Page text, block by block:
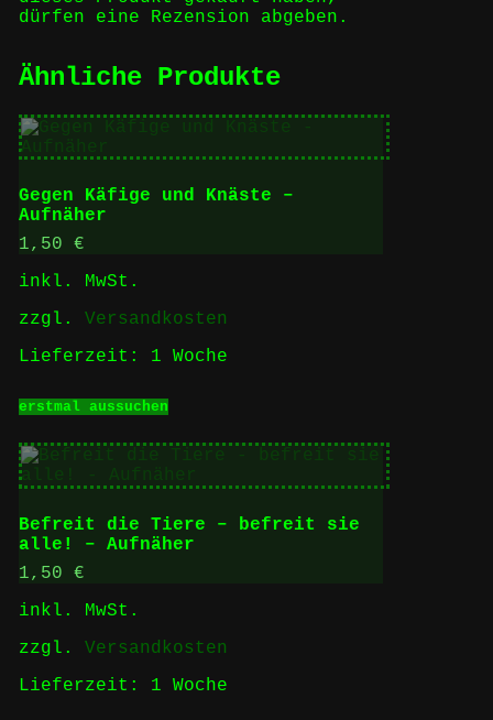
dürfen eine Rezension abgeben.
Ähnliche Produkte
Gegen Käfige und Knäste –
Aufnäher
1,50 €
inkl. MwSt.
zzgl. Versandkosten
Lieferzeit: 1 Woche
erstmal aussuchenProdukt
mehrere
Varianten
auf.
Die
Optionen
können
werden
Befreit die Tiere – befreit sie
alle! – Aufnäher
1,50 €
inkl. MwSt.
zzgl. Versandkosten
Lieferzeit: 1 Woche